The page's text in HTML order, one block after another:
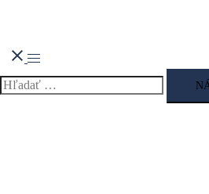
Toggle
menu
Hľadať: